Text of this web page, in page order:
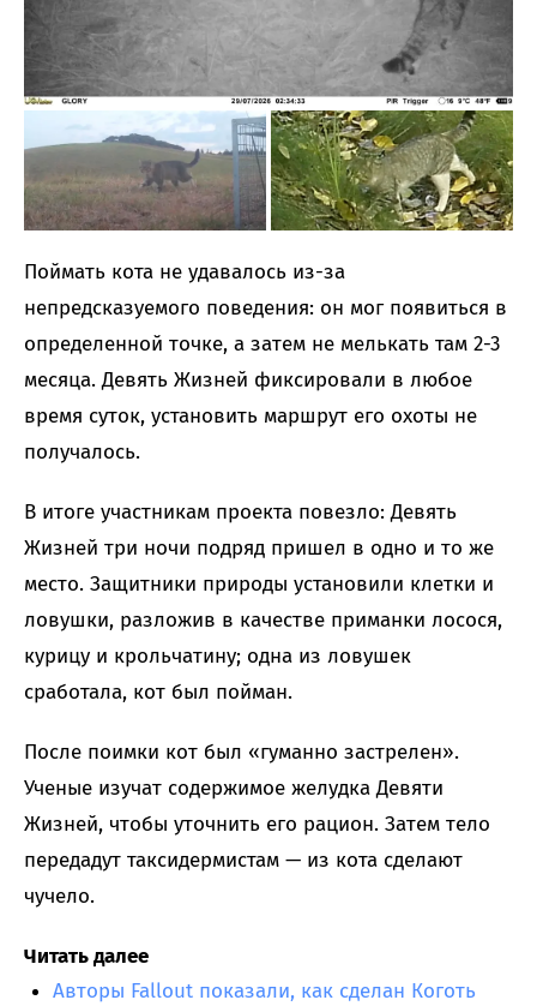
Поймать кота не удавалось из-за
непредсказуемого поведения: он мог появиться в
определенной точке, а затем не мелькать там 2-3
месяца. Девять Жизней фиксировали в любое
время суток, установить маршрут его охоты не
получалось.
В итоге участникам проекта повезло: Девять
Жизней три ночи подряд пришел в одно и то же
место. Защитники природы установили клетки и
ловушки, разложив в качестве приманки лосося,
курицу и крольчатину; одна из ловушек
сработала, кот был пойман.
После поимки кот был «гуманно застрелен».
Ученые изучат содержимое желудка Девяти
Жизней, чтобы уточнить его рацион. Затем тело
передадут таксидермистам — из кота сделают
чучело.
Читать далее
Авторы Fallout показали, как сделан Коготь